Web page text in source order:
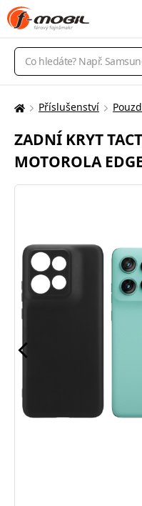
Vyhledávání
Zde
nacházíte:
Příslušenství
ZADNÍ KRYT
MOTOROLA